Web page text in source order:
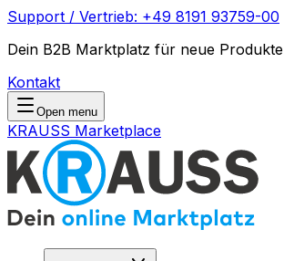
Support / Vertrieb: +49 8191 93759-00
Dein B2B Marktplatz für neue Produkte
Kontakt
Open menu
KRAUSS Marketplace